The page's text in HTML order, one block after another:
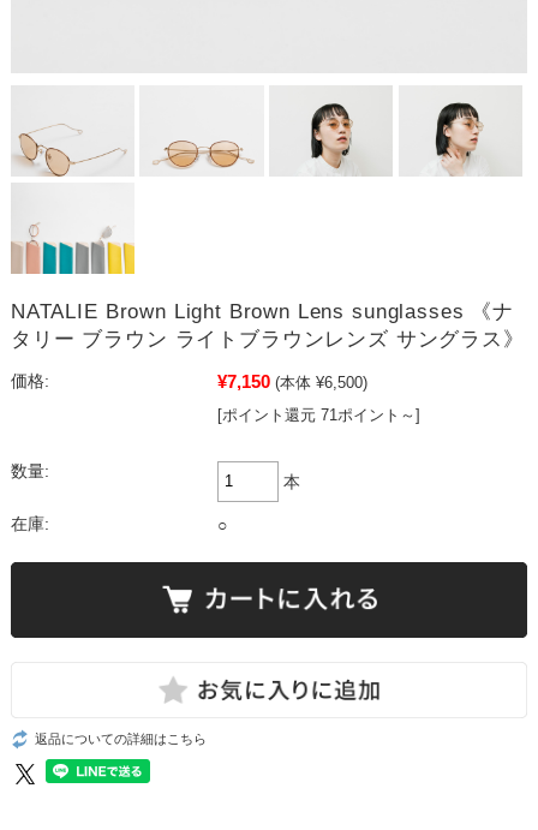
NATALIE Brown Light Brown Lens sunglasses 《ナ
タリー ブラウン ライトブラウンレンズ サングラス》
価格: ¥7,150 (本体 ¥6,500)
[ポイント還元 71ポイント～]
数量:
本
在庫: ○
返品についての詳細はこちら